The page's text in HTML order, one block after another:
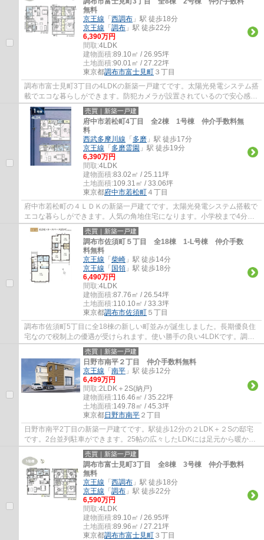
無料
京王線 「 西調布 」駅 徒歩18分
京王線 「 調布 」駅 徒歩22分
6,390万円
間取:4LDK
建物面積:89.10㎡ / 26.95坪
土地面積:90.01㎡ / 27.22坪
東京都調布市富士見町 ３丁目
調布市富士見町3丁目の4LDKの新築一戸建てです。太陽光発電システム搭
載でエコな暮らしができます。防犯カメラが設置されているので安心感が
あります。調布市でお住まいをお探しなら多...
売買｜新築一戸建
府中市若松町4丁目 全2棟 1号棟 仲介手数料無
料
西武多摩川線 「 多磨 」駅 徒歩17分
京王線 「 多磨霊園 」駅 徒歩19分
6,390万円
間取:4LDK
建物面積:83.02㎡ / 25.11坪
土地面積:109.31㎡ / 33.06坪
東京都府中市若松町 ４丁目
府中市若松町の４ＬＤＫの新築一戸建てです。太陽光発電システム搭載で
エコな暮らしができます。人気の角地住宅になります。小学校まで4分で
す。府中市でお住まいをお探しなら多摩地区...
売買｜新築一戸建
調布市佐須町５丁目 全18棟 1-L号棟 仲介手数
料無料
京王線 「 柴崎 」駅 徒歩14分
京王線 「 国領 」駅 徒歩18分
6,490万円
間取:4LDK
建物面積:87.76㎡ / 26.54坪
土地面積:110.10㎡ / 33.3坪
東京都調布市佐須町 ５丁目
調布市佐須町5丁目に全18棟の新しい町並みが誕生しました。長期優良住
宅なので税制上の優遇が受けられます。使い勝手の良い4LDKです。調布
市でお住まいをお探しなら多摩地区に詳しいエ...
売買｜新築一戸建
日野市南平２丁目 仲介手数料無料
京王線 「 南平 」駅 徒歩12分
6,499万円
間取:2LDK＋2S(納戸)
建物面積:116.46㎡ / 35.22坪
土地面積:149.78㎡ / 45.3坪
東京都日野市南平 ２丁目
日野市南平2丁目の新築一戸建てです。駅徒歩12分の２LDK＋２Sの邸宅
です。2台並列駐車ができます。25帖の広々したLDKには足元から暖かい
床暖房完備。洗面室にはリネン庫がありタオル類...
売買｜新築一戸建
調布市富士見町3丁目 全8棟 3号棟 仲介手数料
無料
京王線 「 西調布 」駅 徒歩18分
京王線 「 調布 」駅 徒歩22分
6,590万円
間取:4LDK
建物面積:89.10㎡ / 26.95坪
土地面積:89.96㎡ / 27.21坪
東京都調布市富士見町 ３丁目